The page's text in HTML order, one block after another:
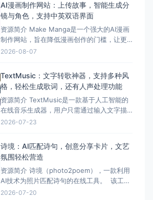
AI漫画制作网站：上传故事，智能生成分
镜与角色，支持中英双语界面
资源简介 Make Manga是一个强大的AI漫画
制作网站，旨在降低漫画创作的门槛，让更
多人能够实现自己的漫画梦想。 该网站支持
角色，大大简化了漫画创作的流程。 Make
Manga的主要功能包括AI自动生
2026-08-07
TextMusic：文字转歌神器，支持多种风
格，轻松生成歌词，还有人声处理功能
资源简介 TextMusic是一款基于人工智能的
在线音乐生成器，用户只需通过输入文字描
述，即可快速生成歌曲，支持40多种音乐风
等功能。 总的来说，TextMusic为那些想成
为音乐人但缺乏乐器和作曲技
2026-07-23
诗境：AI匹配诗句，创意分享卡片，文艺
氛围轻松营造
资源简介 诗境（photo2poem），一款利用
AI技术为照片匹配诗句的在线工具。 该工具
能够根据照片的内容和风格，智能匹配合适
2026-07-20